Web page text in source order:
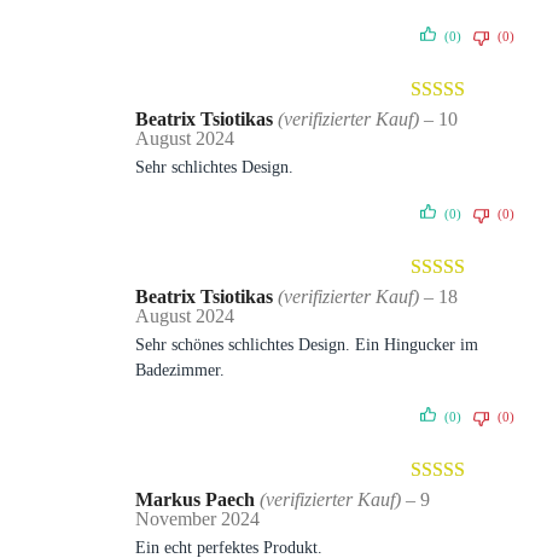
(0) (0)
Bewertet mit
Beatrix Tsiotikas(verifizierter Kauf) – 10
August 2024
Sehr schlichtes Design.
(0) (0)
Bewertet mit
Beatrix Tsiotikas(verifizierter Kauf) – 18
August 2024
Sehr schönes schlichtes Design. Ein Hingucker im
Badezimmer.
(0) (0)
Bewertet mit
Markus Paech(verifizierter Kauf) – 9
November 2024
Ein echt perfektes Produkt.